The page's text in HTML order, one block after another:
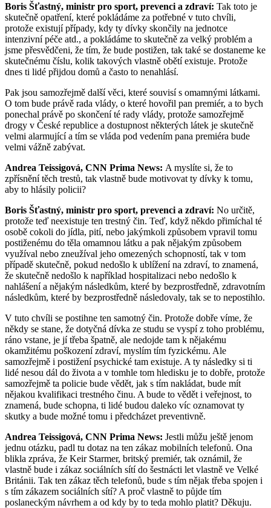
Boris Šťastný, ministr pro sport, prevenci a zdraví: Tak toto je
skutečně opatření, které pokládáme za potřebné v tuto chvíli,
protože existují případy, kdy ty dívky skončily na jednotce
intenzivní péče atd., a pokládáme to skutečně za velký problém a
jsme přesvědčeni, že tím, že bude postižen, tak také se dostaneme ke
skutečnému číslu, kolik takových vlastně obětí existuje. Protože
dnes ti lidé přijdou domů a často to nenahlásí.
Pak jsou samozřejmě další věci, které souvisí s omamnými látkami.
O tom bude právě rada vlády, o které hovořil pan premiér, a to bych
ponechal právě po skončení té rady vlády, protože samozřejmě
drogy v České republice a dostupnost některých látek je skutečně
velmi alarmující a tím se vláda pod vedením pana premiéra bude
velmi vážně zabývat.
Andrea Teissigová, CNN Prima News: A myslíte si, že to
zpřísnění těch trestů, tak vlastně bude motivovat ty dívky k tomu,
aby to hlásily policii?
Boris Šťastný, ministr pro sport, prevenci a zdraví: No určitě,
protože teď neexistuje ten trestný čin. Teď, když někdo přimíchal té
osobě cokoli do jídla, pití, nebo jakýmkoli způsobem vpravil tomu
postiženému do těla omamnou látku a pak nějakým způsobem
využíval nebo zneužíval jeho omezených schopností, tak v tom
případě skutečně, pokud nedošlo k ublížení na zdraví, to znamená,
že skutečně nedošlo k například hospitalizaci nebo nedošlo k
nahlášení a nějakým následkům, které by bezprostředně, zdravotním
následkům, které by bezprostředně následovaly, tak se to nepostihlo.
V tuto chvíli se postihne ten samotný čin. Protože dobře víme, že
někdy se stane, že dotyčná dívka ze studu se vyspí z toho problému,
ráno vstane, je jí třeba špatně, ale nedojde tam k nějakému
okamžitému poškození zdraví, myslím tím fyzickému. Ale
samozřejmě i postižení psychické tam existuje. A ty následky si ti
lidé nesou dál do života a v tomhle tom hledisku je to dobře, protože
samozřejmě ta policie bude vědět, jak s tím nakládat, bude mít
nějakou kvalifikaci trestného činu. A bude to vědět i veřejnost, to
znamená, bude schopna, ti lidé budou daleko víc oznamovat ty
skutky a bude možné tomu i předcházet preventivně.
Andrea Teissigová, CNN Prima News: Jestli můžu ještě jenom
jednu otázku, padl tu dotaz na ten zákaz mobilních telefonů. Ona
blikla zpráva, že Keir Starmer, britský premiér, tak oznámil, že
vlastně bude i zákaz sociálních sítí do šestnácti let vlastně ve Velké
Británii. Tak ten zákaz těch telefonů, bude s tím nějak třeba spojen i
s tím zákazem sociálních sítí? A proč vlastně to půjde tím
poslaneckým návrhem a od kdy by to teda mohlo platit? Děkuju.